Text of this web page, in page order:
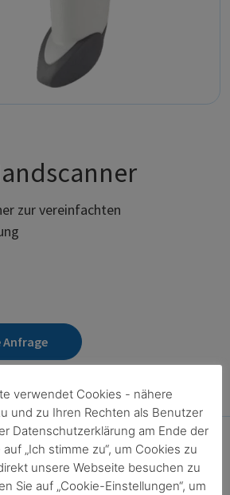
zur vereinfachten
Anfrage
verwendet Cookies - nähere
und zu Ihren Rechten als Benutzer
Datenschutzerklärung am Ende der
„Ich stimme zu“, um Cookies zu
unsere Webseite besuchen zu
Sie auf „Cookie-Einstellungen“, um